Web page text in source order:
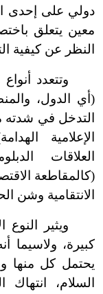
دولي على إحدى
معين يتعلق
النظر عن كيفية
وتتعدد
(أي الدول،
التدخل في شدته
الإعلامية
العلاقات
(كالمقاطعة
الانتقامية وشن
ويثير
كبيرة، ولاسيما
يحتمل كل منها
السلام، انتهاك